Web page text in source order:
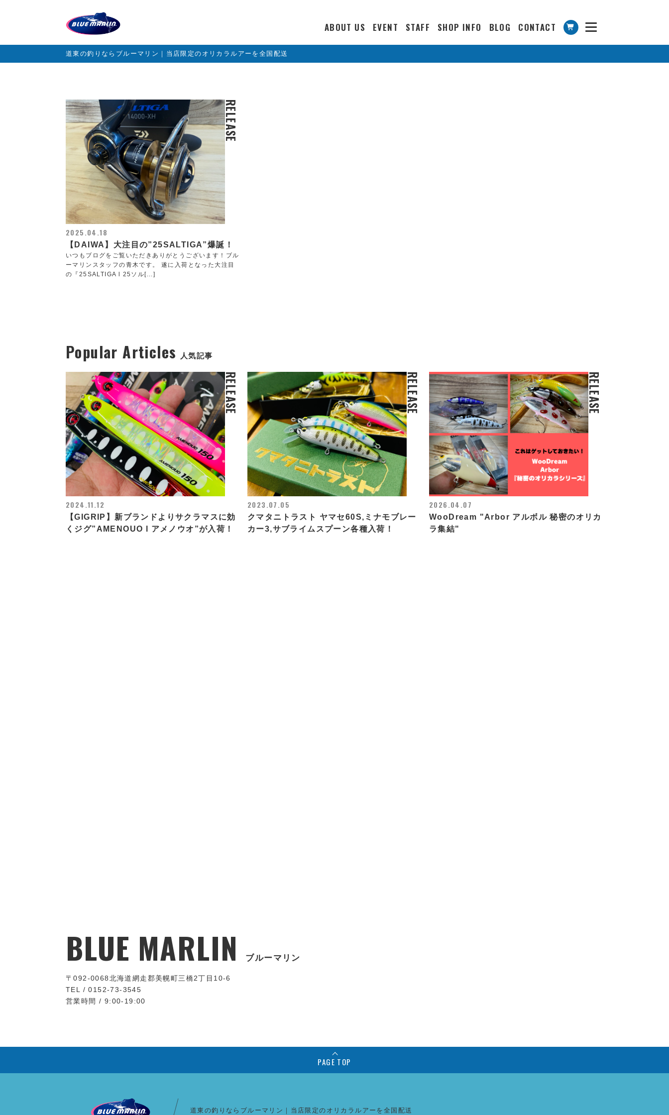
ABOUT US EVENT STAFF SHOP INFO BLOG CONTACT
道東の釣りならブルーマリン｜当店限定のオリカラルアーを全国配送
RELEASE
2025.04.18
【DAIWA】大注目の”25SALTIGA”爆誕！
いつもブログをご覧いただきありがとうございます！ブル
ーマリンスタッフの青木です。 遂に入荷となった大注目
の『25SALTIGA l 25ソル[...]
Popular Articles 人気記事
RELEASE
2024.11.12
【GIGRIP】新ブランドよりサクラマスに効
くジグ”AMENOUO l アメノウオ”が入荷！
RELEASE
2023.07.05
クマタニトラスト ヤマセ60S,ミナモブレー
カー3,サブライムスプーン各種入荷！
RELEASE
2026.04.07
WooDream "Arbor アルボル 秘密のオリカ
ラ集結"
BLUE MARLIN ブルーマリン
〒092-0068北海道網走郡美幌町三橋2丁目10-6
TEL / 0152-73-3545
営業時間 / 9:00-19:00
PAGE TOP
道東の釣りならブルーマリン｜当店限定のオリカラルアーを全国配送